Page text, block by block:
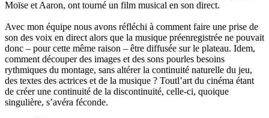
Moïse et Aaron, ont tourné un film musical en son direct.
Avec mon équipe nous avons réfléchi à comment faire une prise de
son des voix en direct alors que la musique préenregistrée ne pouvait
donc – pour cette même raison – être diffusée sur le plateau. Idem,
comment découper des images et des sons pourles besoins
rythmiques du montage, sans altérer la continuité naturelle du jeu,
des textes des actrices et de la musique ? Toutl’art du cinéma étant
de créer une continuité de la discontinuité, celle-ci, quoique
singulière, s’avéra féconde.